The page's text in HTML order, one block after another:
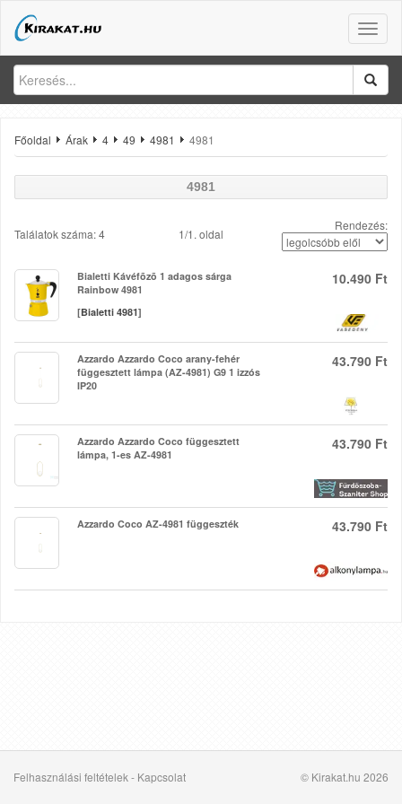
Toggle
Főoldal Árak 4 49 4981 4981
4981
Találatok száma: 4 1/1. oldal
Rendezés:
Bialetti Kávéfõzõ 1 adagos sárga
Rainbow 4981
[Bialetti 4981]
10.490 Ft
Azzardo Azzardo Coco arany-fehér
függesztett lámpa (AZ-4981) G9 1 izzós
IP20
43.790 Ft
Azzardo Azzardo Coco függesztett
lámpa, 1-es AZ-4981
43.790 Ft
Azzardo Coco AZ-4981 függeszték 43.790 Ft
Felhasználási feltételek- Kapcsolat © Kirakat.hu 2026